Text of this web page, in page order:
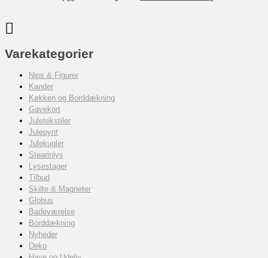
Varekategorier
Nips & Figurer
Kander
Køkken og Borddækning
Gavekort
Juletekstiler
Julepynt
Julekugler
Stearinlys
Lysestager
Tilbud
Skilte & Magneter
Globus
Badeværelse
Borddækning
Nyheder
Deko